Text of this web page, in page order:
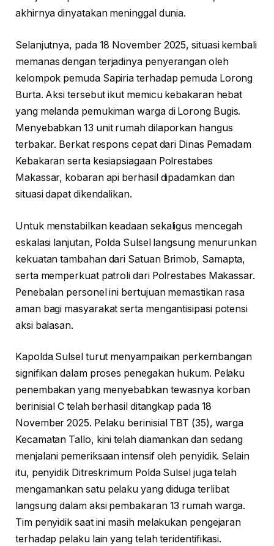
akhirnya dinyatakan meninggal dunia.
Selanjutnya, pada 18 November 2025, situasi kembali
memanas dengan terjadinya penyerangan oleh
kelompok pemuda Sapiria terhadap pemuda Lorong
Burta. Aksi tersebut ikut memicu kebakaran hebat
yang melanda pemukiman warga di Lorong Bugis.
Menyebabkan 13 unit rumah dilaporkan hangus
terbakar. Berkat respons cepat dari Dinas Pemadam
Kebakaran serta kesiapsiagaan Polrestabes
Makassar, kobaran api berhasil dipadamkan dan
situasi dapat dikendalikan.
Untuk menstabilkan keadaan sekaligus mencegah
eskalasi lanjutan, Polda Sulsel langsung menurunkan
kekuatan tambahan dari Satuan Brimob, Samapta,
serta memperkuat patroli dari Polrestabes Makassar.
Penebalan personel ini bertujuan memastikan rasa
aman bagi masyarakat serta mengantisipasi potensi
aksi balasan.
Kapolda Sulsel turut menyampaikan perkembangan
signifikan dalam proses penegakan hukum. Pelaku
penembakan yang menyebabkan tewasnya korban
berinisial C telah berhasil ditangkap pada 18
November 2025. Pelaku berinisial TBT (35), warga
Kecamatan Tallo, kini telah diamankan dan sedang
menjalani pemeriksaan intensif oleh penyidik. Selain
itu, penyidik Ditreskrimum Polda Sulsel juga telah
mengamankan satu pelaku yang diduga terlibat
langsung dalam aksi pembakaran 13 rumah warga.
Tim penyidik saat ini masih melakukan pengejaran
terhadap pelaku lain yang telah teridentifikasi.